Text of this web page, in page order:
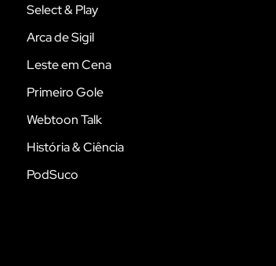
Select & Play
Arca de Sigil
Leste em Cena
Primeiro Gole
Webtoon Talk
História & Ciência
PodSuco